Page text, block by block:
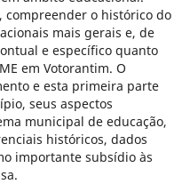
compreender o histórico do
mais gerais e, de
e específico quanto
em Votorantim. O
e esta primeira parte
seus aspectos
municipal de educação,
históricos, dados
importante subsídio às